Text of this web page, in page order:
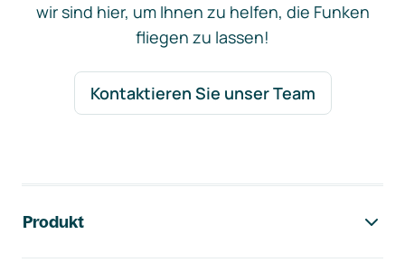
wir sind hier, um Ihnen zu helfen, die Funken
fliegen zu lassen!
Kontaktieren Sie unser Team
Produkt